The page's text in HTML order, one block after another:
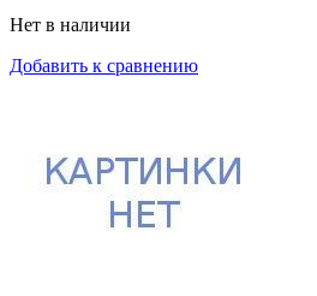
Нет в наличии
Добавить к сравнению